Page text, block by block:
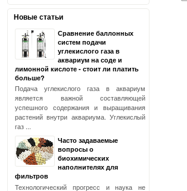
Новые статьи
Сравнение баллонных
систем подачи
углекислого газа в
аквариум на соде и
лимонной кислоте - стоит ли платить
больше?
Подача углекислого газа в аквариум
является важной составляющей
успешного содержания и выращивания
растений внутри аквариума. Углекислый
газ ...
Часто задаваемые
вопросы о
биохимических
наполнителях для
фильтров
Технологический прогресс и наука не